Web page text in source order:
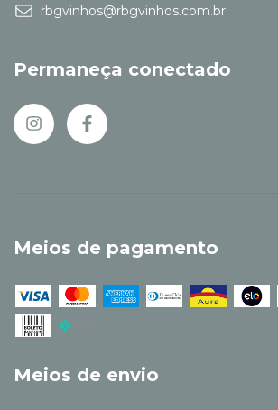
rbgvinhos@rbgvinhos.com.br
Permaneça conectado
Meios de pagamento
Meios de envio